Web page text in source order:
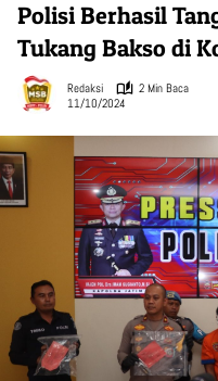
Polisi Berhasil
Tukang Bakso di
Redaksi
2 Min Baca
11/10/2024